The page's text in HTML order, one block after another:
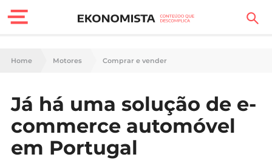
Finanças Pessoais
Carreira
Casa
Home Motores Comprar e vender
Já há uma solução de e-
commerce automóvel
em Portugal